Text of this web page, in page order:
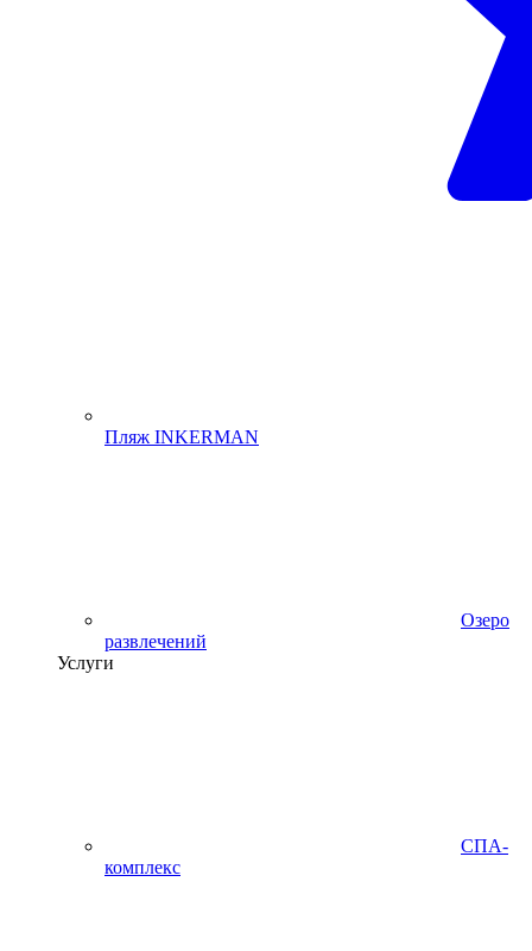
Пляж INKERMAN
Озеро
развлечений
Услуги
СПА-
комплекс